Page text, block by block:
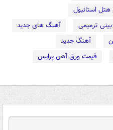
هتل استانبول
ترمیمی
آهنگ های جدید
آهنگ جدید
قیمت ورق آهن پرایس